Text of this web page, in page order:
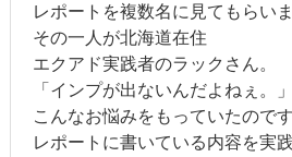
レポートを複数名に見てもらいま
その一人が北海道在住
エクアド実践者のラックさん。
「インプが出ないんだよねぇ。」
こんなお悩みをもっていたので
レポートに書いている内容を実